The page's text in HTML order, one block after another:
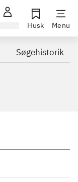
Husk Menu
Søgehistorik